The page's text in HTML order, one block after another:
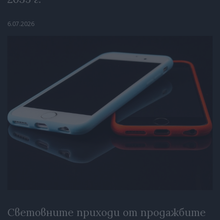
6.07.2026
Световните приходи от продажбите